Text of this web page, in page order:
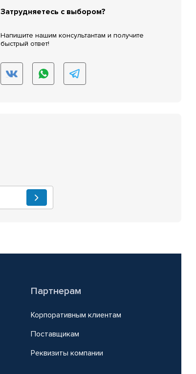
Затрудняетесь с выбором?
Напишите нашим консультантам и получите
быстрый ответ!
Партнерам
Корпоративным клиентам
Поставщикам
Реквизиты компании